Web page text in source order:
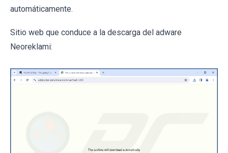
automáticamente.
Sitio web que conduce a la descarga del adware
Neoreklami: